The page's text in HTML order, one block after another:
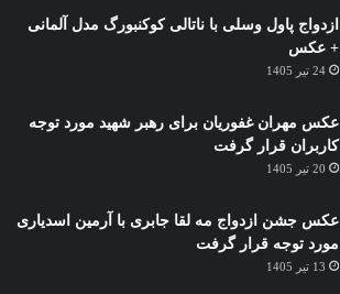
ازدواج پاول وسلی با ناتالی کوکنبورگ مدل آلمانی
+ عکس
24 تیر 1405
عکس مهران غفوریان برای رهبر شهید مورد توجه
کاربران قرار گرفت
20 تیر 1405
عکس جشن ازدواج مه لقا جابری با آرمین اسدیاری
مورد توجه قرار گرفت
13 تیر 1405